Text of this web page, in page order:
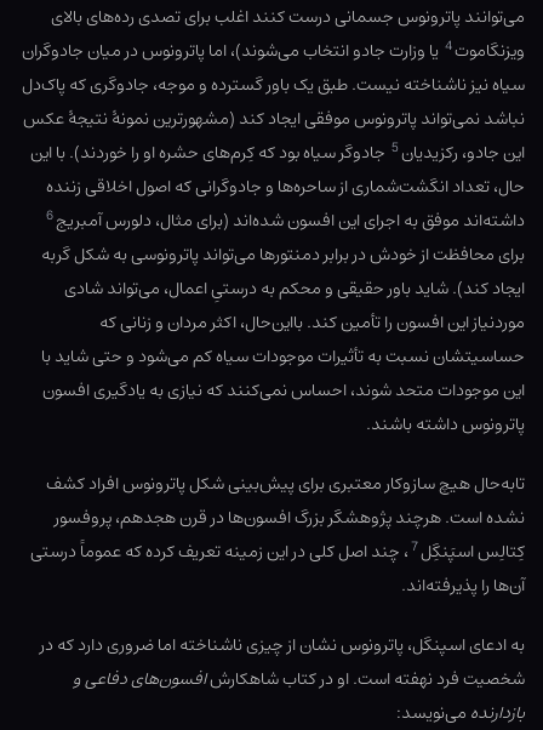
می‌توانند پاترونوس جسمانی درست کنند اغلب برای تصدی رده‌های بالای
ویزنگاموت4 یا وزارت جادو انتخاب می‌شوند)، اما پاترونوس در میان جادوگران
سیاه نیز ناشناخته نیست. طبق یک باور گسترده و موجه، جادوگری که پاک‌دل
نباشد نمی‌تواند پاترونوس موفقی ایجاد کند (مشهورترین نمونهٔ نتیجهٔ عکس
این جادو، رکزیدیان5 جادوگر سیاه بود که کِرم‌های حشره او را خوردند). با این
حال، تعداد انگشت‌شماری از ساحره‌ها و جادوگرانی که اصول اخلاقی زننده
داشته‌اند موفق به اجرای این افسون شده‌اند (برای مثال، دلورس آمبریج6
برای محافظت از خودش در برابر دمنتورها می‌تواند پاترونوسی به شکل گربه
ایجاد کند). شاید باور حقیقی و محکم به درستیِ اعمال، می‌تواند شادی
موردنیاز این افسون را تأمین کند. بااین‌حال، اکثر مردان و زنانی که
حساسیتشان نسبت به تأثیرات موجودات سیاه کم می‌شود و حتی شاید با
این موجودات متحد شوند، احساس نمی‌کنند که نیازی به یادگیری افسون
پاترونوس داشته باشند.
تابه‌حال هیچ سازوکار معتبری برای پیش‌بینی شکل پاترونوس افراد کشف
نشده است. هرچند پژوهشگر بزرگ افسون‌ها در قرن هجدهم، پروفسور
کِتالِس اسپَنگِل7 ، چند اصل کلی در این زمینه تعریف کرده که عموماً درستی
آن‌ها را پذیرفته‌اند.
به ادعای اسپنگل، پاترونوس نشان از چیزی ناشناخته اما ضروری دارد که در
شخصیت فرد نهفته است. او در کتاب شاهکارشافسون‌های دفاعی و
بازدارنده می‌نویسد: